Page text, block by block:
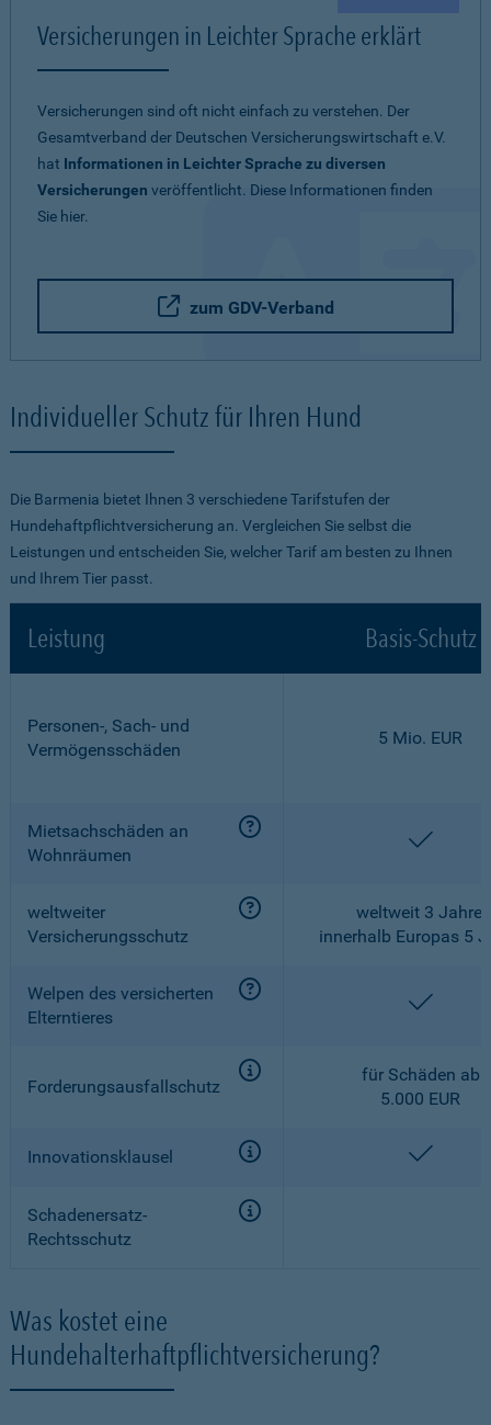
Versicherungen in Leichter Sprache erklärt
Versicherungen sind oft nicht einfach zu verstehen. Der
Gesamtverband der Deutschen Versicherungswirtschaft e.V.
hat Informationen in Leichter Sprache zu diversen
Versicherungen veröffentlicht. Diese Informationen finden
Sie hier.
zum GDV-Verband
Individueller Schutz für Ihren Hund
Die Barmenia bietet Ihnen 3 verschiedene Tarifstufen der
Hundehaftpflichtversicherung an. Vergleichen Sie selbst die
Leistungen und entscheiden Sie, welcher Tarif am besten zu Ihnen
und Ihrem Tier passt.
Leistung Basis-Schutz
Personen-, Sach- und
Vermögensschäden
5 Mio. EUR
Mietsachschäden an
Wohnräumen
weltweiter
Versicherungsschutz
weltweit 3 Jahre,
innerhalb Europas 5
Welpen des versicherten
Elterntieres
Forderungsausfallschutz
für Schäden ab
5.000 EUR
Innovationsklausel
Schadenersatz-
Rechtsschutz
Was kostet eine
Hundehalterhaftpflichtversicherung?